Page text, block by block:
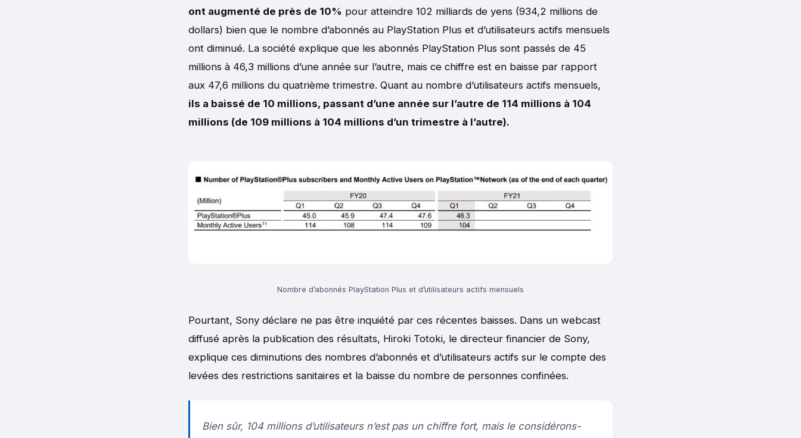
ont augmenté de près de 10% pour atteindre 102 milliards de yens (934,2 millions de
dollars) bien que le nombre d’abonnés au PlayStation Plus et d’utilisateurs actifs mensuels
ont diminué. La société explique que les abonnés PlayStation Plus sont passés de 45
millions à 46,3 millions d’une année sur l’autre, mais ce chiffre est en baisse par rapport
aux 47,6 millions du quatrième trimestre. Quant au nombre d’utilisateurs actifs mensuels,
ils a baissé de 10 millions, passant d’une année sur l’autre de 114 millions à 104
millions (de 109 millions à 104 millions d’un trimestre à l’autre).
Nombre d’abonnés PlayStation Plus et d’utilisateurs actifs mensuels
Pourtant, Sony déclare ne pas être inquiété par ces récentes baisses. Dans un webcast
diffusé après la publication des résultats, Hiroki Totoki, le directeur financier de Sony,
explique ces diminutions des nombres d’abonnés et d’utilisateurs actifs sur le compte des
levées des restrictions sanitaires et la baisse du nombre de personnes confinées.
Bien sûr, 104 millions d’utilisateurs n’est pas un chiffre fort, mais le considérons-